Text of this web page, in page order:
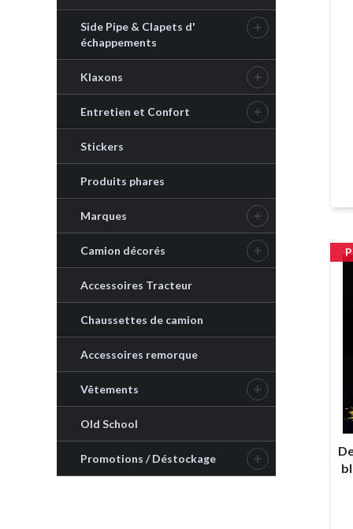
Side Pipe & Clapets d'
échappements

Klaxons 
Entretien et Confort 
Stickers
Produits phares
Marques 
Camion décorés 
Accessoires Tracteur
Chaussettes de camion
Accessoires remorque
Vêtements 
Old School
Promotions / Déstockage 